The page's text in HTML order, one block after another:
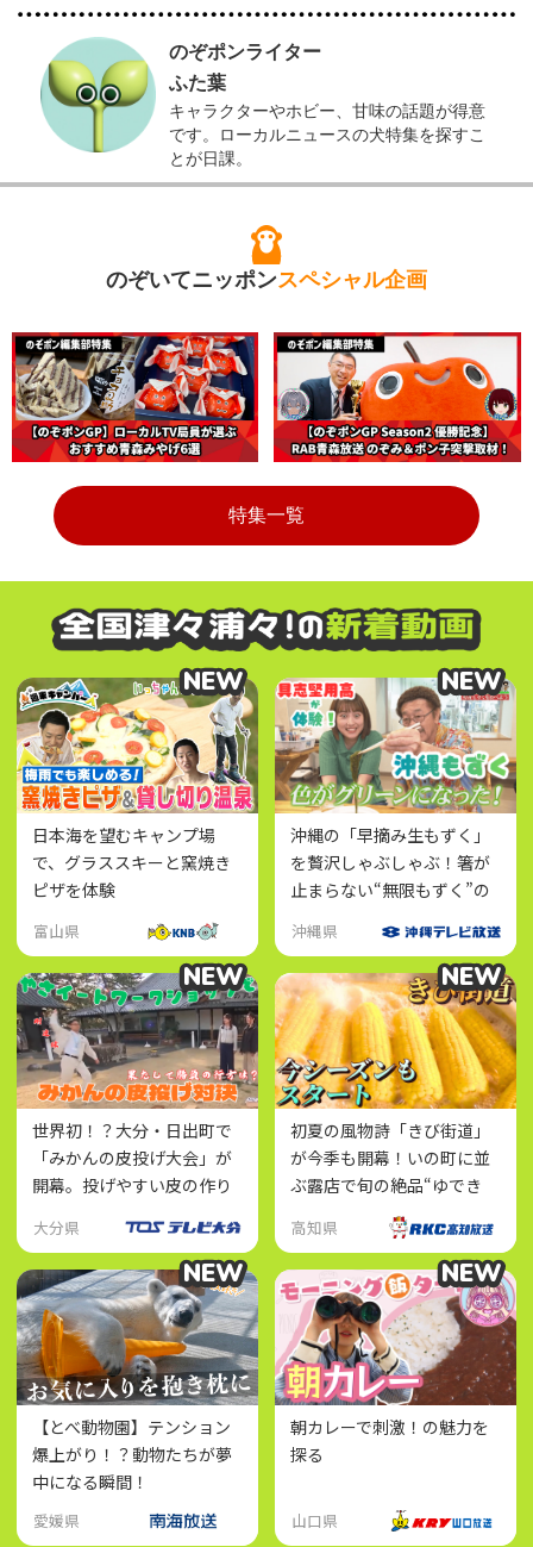
のぞポンライター
ふた葉
キャラクターやホビー、甘味の話題が得意
です。ローカルニュースの犬特集を探すこ
とが日課。
のぞいてニッポンスペシャル企画
特集一覧
日本海を望むキャンプ場
で、グラススキーと窯焼き
ピザを体験
富山県
NEW
NEW
沖縄の「早摘み生もずく」
を贅沢しゃぶしゃぶ！箸が
止まらない“無限もずく”の
沖縄県
NEW
NEW
世界初！？大分・日出町で
「みかんの皮投げ大会」が
開幕。投げやすい皮の作り
大分県
NEW
NEW
初夏の風物詩「きび街道」
が今季も開幕！いの町に並
ぶ露店で旬の絶品“ゆでき
び”を味わおう
高知県
NEW
NEW
【とべ動物園】テンション
爆上がり！？動物たちが夢
中になる瞬間！
愛媛県
NEW
NEW
朝カレーで刺激！の魅力を
探る
山口県
NEW
NEW